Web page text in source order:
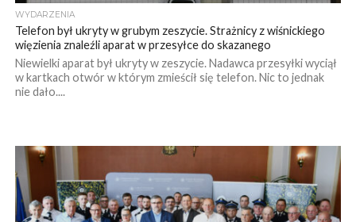
WYDARZENIA
Telefon był ukryty w grubym zeszycie. Strażnicy z wiśnickiego
więzienia znaleźli aparat w przesyłce do skazanego
Niewielki aparat był ukryty w zeszycie. Nadawca przesyłki wyciął
w kartkach otwór w którym zmieścił się telefon. Nic to jednak
nie dało....